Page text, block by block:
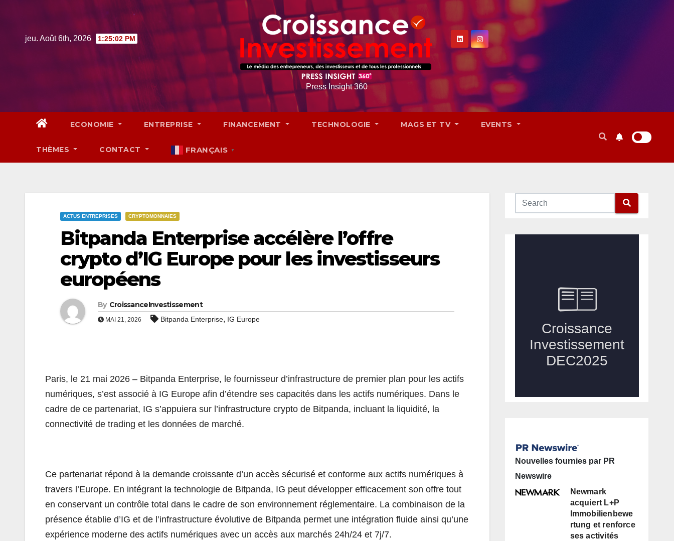
jeu. Août 6th, 2026 1:25:03 PM
Press Insight 360
ECONOMIE ENTREPRISE FINANCEMENT TECHNOLOGIE MAGS ET TV EVENTS
THÈMES CONTACT FRANÇAIS ▼
ACTUS ENTREPRISES CRYPTOMONNAIES
Bitpanda Enterprise accélère l’offre
crypto d’IG Europe pour les investisseurs
européens
By CroissanceInvestissement
MAI 21, 2026 Bitpanda Enterprise, IG Europe
Paris, le 21 mai 2026 – Bitpanda Enterprise, le fournisseur d’infrastructure de premier plan pour les actifs
numériques, s’est associé à IG Europe afin d’étendre ses capacités dans les actifs numériques. Dans le
cadre de ce partenariat, IG s’appuiera sur l’infrastructure crypto de Bitpanda, incluant la liquidité, la
connectivité de trading et les données de marché.
Ce partenariat répond à la demande croissante d’un accès sécurisé et conforme aux actifs numériques à
travers l’Europe. En intégrant la technologie de Bitpanda, IG peut développer efficacement son offre tout
en conservant un contrôle total dans le cadre de son environnement réglementaire. La combinaison de la
présence établie d’IG et de l’infrastructure évolutive de Bitpanda permet une intégration fluide ainsi qu’une
expérience moderne des actifs numériques avec un accès aux marchés 24h/24 et 7j/7.
Nouvelles fournies par PR
Newswire
Newmark
acquiert L+P
Immobilienbewe
rtung et renforce
ses activités